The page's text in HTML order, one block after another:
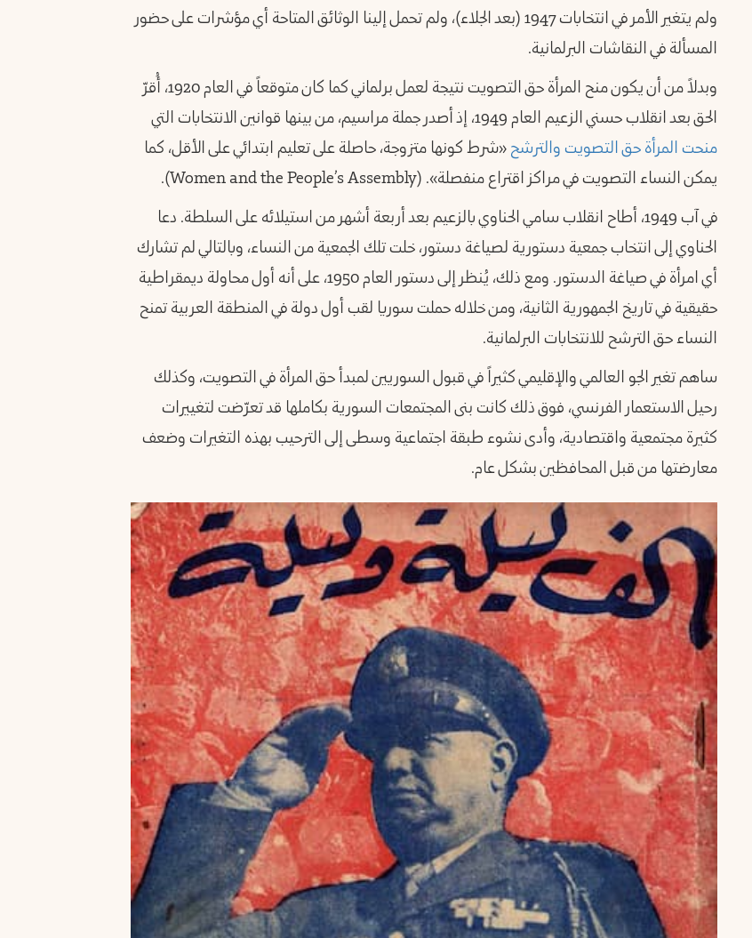
ولم يتغير الأمر في انتخابات 1947 (بعد الجلاء)، ولم تحمل إلينا الوثائق المتاحة أي مؤشرات على حضور
المسألة في النقاشات البرلمانية.
وبدلاً من أن يكون منح المرأة حق التصويت نتيجة لعمل برلماني كما كان متوقعاً في العام 1920، أُقرّ
الحق بعد انقلاب حسني الزعيم العام 1949، إذ أصدر جملة مراسيم، من بينها قوانين الانتخابات التي
منحت المرأة حق التصويت والترشح «شرط كونها متزوجة، حاصلة على تعليم ابتدائي على الأقل، كما
يمكن النساء التصويت في مراكز اقتراع منفصلة». (Women and the People’s Assembly).
في آب 1949، أطاح انقلاب سامي الحناوي بالزعيم بعد أربعة أشهر من استيلائه على السلطة. دعا
الحناوي إلى انتخاب جمعية دستورية لصياغة دستور، خلت تلك الجمعية من النساء، وبالتالي لم تشارك
أي امرأة في صياغة الدستور. ومع ذلك، يُنظر إلى دستور العام 1950، على أنه أول محاولة ديمقراطية
حقيقية في تاريخ الجمهورية الثانية، ومن خلاله حملت سوريا لقب أول دولة في المنطقة العربية تمنح
النساء حق الترشح للانتخابات البرلمانية.
ساهم تغير الجو العالمي والإقليمي كثيراً في قبول السوريين لمبدأ حق المرأة في التصويت، وكذلك
رحيل الاستعمار الفرنسي، فوق ذلك كانت بنى المجتمعات السورية بكاملها قد تعرّضت لتغييرات
كثيرة مجتمعية واقتصادية، وأدى نشوء طبقة اجتماعية وسطى إلى الترحيب بهذه التغيرات وضعف
معارضتها من قبل المحافظين بشكل عام.